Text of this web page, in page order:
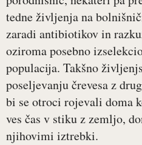
tedne življenja na
zaradi antibiotikov in
oziroma posebno
populacija. Takšno
poseljevanju črevesa z
bi se otroci rojevali doma
ves čas v stiku z zemljo,
njihovimi iztrebki.